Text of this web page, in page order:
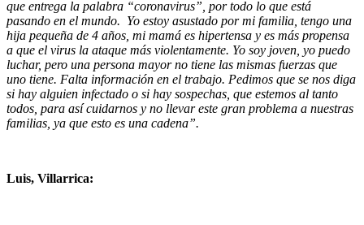
que entrega la palabra “coronavirus”, por todo lo que está
pasando en el mundo. Yo estoy asustado por mi familia, tengo una
hija pequeña de 4 años, mi mamá es hipertensa y es más propensa
a que el virus la ataque más violentamente. Yo soy joven, yo puedo
luchar, pero una persona mayor no tiene las mismas fuerzas que
uno tiene. Falta información en el trabajo. Pedimos que se nos diga
si hay alguien infectado o si hay sospechas, que estemos al tanto
todos, para así cuidarnos y no llevar este gran problema a nuestras
familias, ya que esto es una cadena”.
Luis, Villarrica: